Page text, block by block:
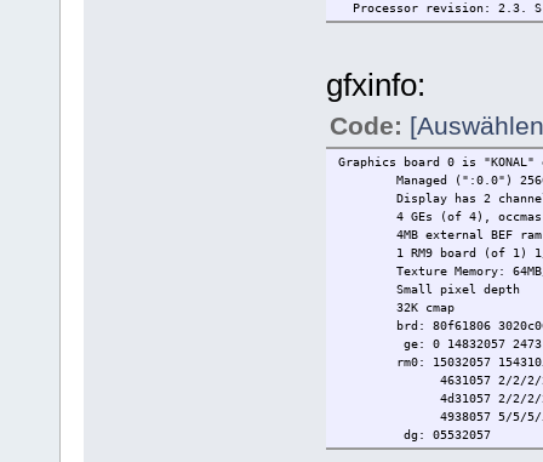
Processor revision: 2.3.
CPU 2 at Module 1/Slot 1/
Processor revision: 3.5.
Main memory size: 3072
Instruction cache size: 32
Data cache size: 32 Kbytes
Secondary unified
Memory at Module 1/Slot 82:
Bank 0 contains 512 MB
Bank 1 contains 512 MB
Bank 2 contains 512 MB
Memory at Module 1/Slot 81:
Bank 0 contains 512 MB
Bank 1 contains 512 MB
Bank 2 contains 512 MB
Integral SCSI controller 0:
Disk drive: unit 2 on
Disk drive: unit 4 on
Disk drive: unit 5 on
CDROM: unit 6 on SCSI
Integral SCSI controller 1:
gfxinfo:
Code:
Graphics board 0 is "KONAL"
Managed (":0.0")
Display has 2
4 GEs (of 4),
4MB external BEF
1 RM9 board (of 1)
Texture Memory:
Small pixel depth
32K cmap
brd: 80f61806
ge: 0 14832057
rm0: 15032057
4631057 2/2/2/
4d31057 2/2/2/
4938057 5/5/5/
dg: 05532057
5838057 1/1/1/